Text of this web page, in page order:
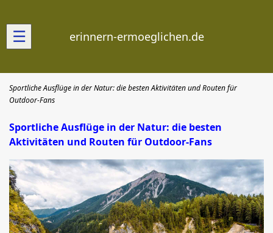
☰ erinnern-ermoeglichen.de
Sportliche Ausflüge in der Natur: die besten Aktivitäten und Routen für
Outdoor-Fans
Sportliche Ausflüge in der Natur: die besten
Aktivitäten und Routen für Outdoor-Fans